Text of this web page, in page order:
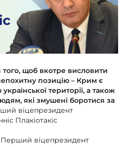
того, щоб вкотре висловити
позицію – Крим є
території, а також
які змушені боротися за
віцепрезидент
Плакіотакіс
Перший віцепрезидент